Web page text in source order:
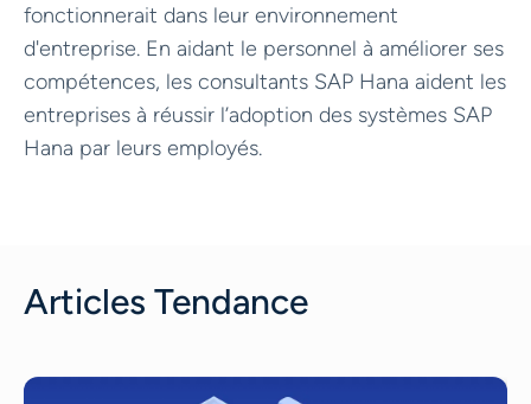
fonctionnerait dans leur environnement
d'entreprise. En aidant le personnel à améliorer ses
compétences, les consultants SAP Hana aident les
entreprises à réussir l’adoption des systèmes SAP
Hana par leurs employés.
Articles Tendance